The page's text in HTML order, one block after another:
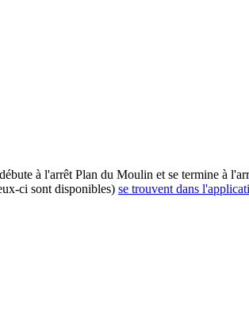
à l'arrêt Plan du Moulin et se termine à
ci sont disponibles) se trouvent dans